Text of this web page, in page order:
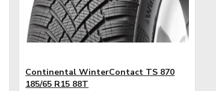
Continental WinterContact TS 870
185/65 R15 88T